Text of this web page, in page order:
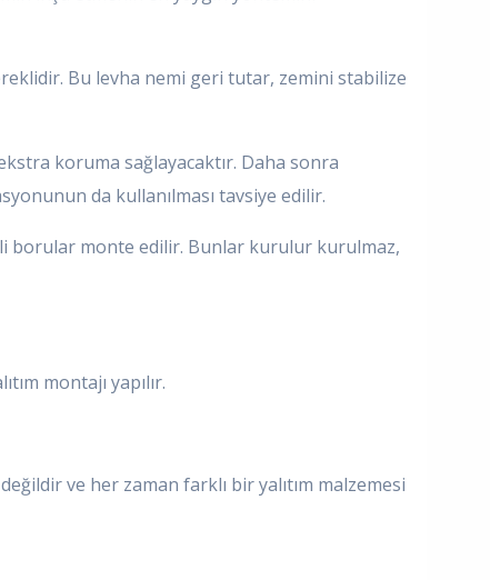
Bu levha nemi geri tutar, zemini stabilize
koruma sağlayacaktır. Daha sonra
da kullanılması tavsiye edilir.
borular monte edilir. Bunlar kurulur kurulmaz,
montajı yapılır.
ve her zaman farklı bir yalıtım malzemesi